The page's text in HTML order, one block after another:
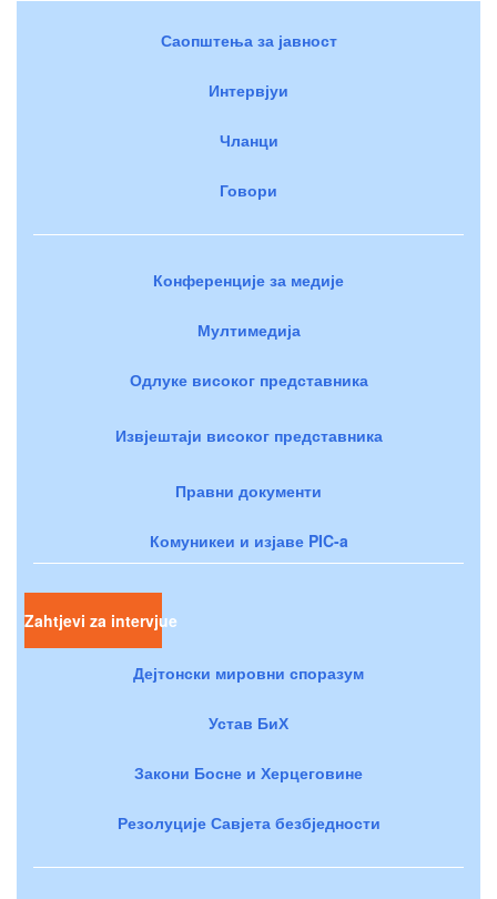
Саопштења за јавност
Интервјуи
Чланци
Говори
Конференције за медије
Мултимедија
Одлуке високог представника
Извјештаји високог представника
Правни документи
Комуникеи и изјаве PIC-a
Zahtjevi za intervjue
Дејтонски мировни споразум
Устав БиХ
Закони Босне и Херцеговине
Резолуције Савјета безбједности